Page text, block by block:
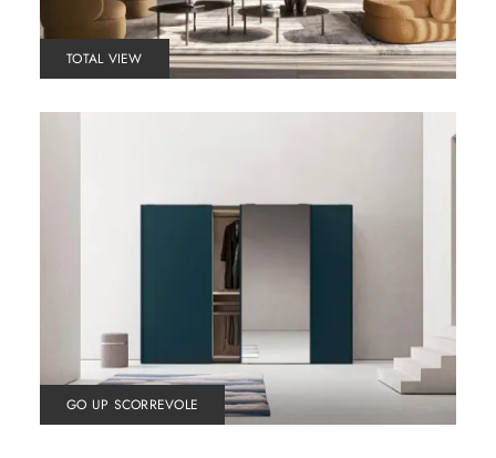
TOTAL VIEW
GO UP SCORREVOLE